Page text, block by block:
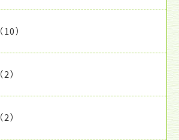
（10）
（2）
（2）